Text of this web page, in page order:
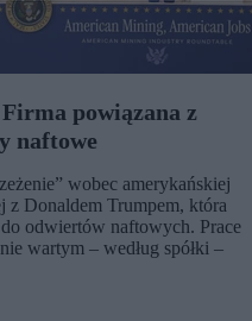
powiązana z
naftowe
wobec amerykańskiej
z Donaldem Trumpem, która
do odwiertów naftowych. Prace
wartym – według spółki –